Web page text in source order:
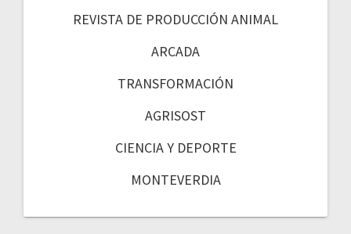
REVISTA DE PRODUCCIÓN ANIMAL
ARCADA
TRANSFORMACIÓN
AGRISOST
CIENCIA Y DEPORTE
MONTEVERDIA